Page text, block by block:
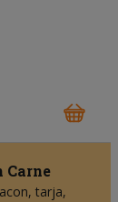
Carne
tarja